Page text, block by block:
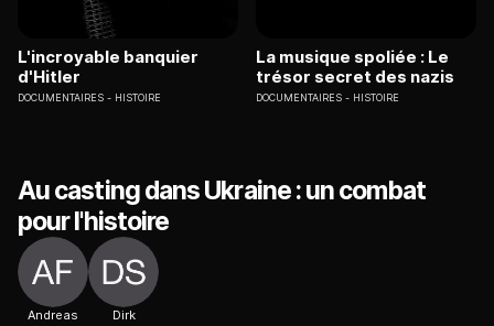
L'incroyable banquier
d'Hitler
DOCUMENTAIRES HISTOIRE
La musique spoliée : Le
trésor secret des nazis
DOCUMENTAIRES HISTOIRE
Au casting dans Ukraine : un combat
pour l'histoire
Andreas
Dirk